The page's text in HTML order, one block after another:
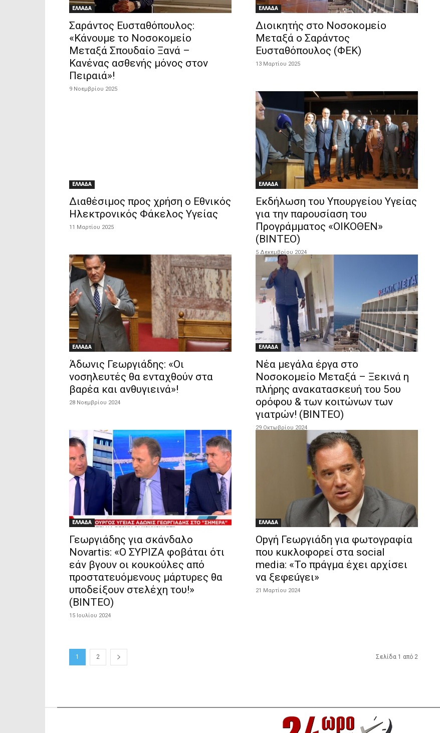
ΕΛΛΑΔΑ
Σαράντος Ευσταθόπουλος:
«Κάνουμε το Νοσοκομείο
Μεταξά Σπουδαίο Ξανά –
Κανένας ασθενής μόνος στον
Πειραιά»!
9 Νοεμβρίου 2025
ΕΛΛΑΔΑ
Διοικητής στο Νοσοκομείο
Μεταξά ο Σαράντος
Ευσταθόπουλος (ΦΕΚ)
13 Μαρτίου 2025
ΕΛΛΑΔΑ
Διαθέσιμος προς χρήση ο Εθνικός
Ηλεκτρονικός Φάκελος Υγείας
11 Μαρτίου 2025
ΕΛΛΑΔΑ
Εκδήλωση του Υπουργείου Υγείας
για την παρουσίαση του
Προγράμματος «ΟΙΚΟΘΕΝ»
(ΒΙΝΤΕΟ)
5 Δεκεμβρίου 2024
ΕΛΛΑΔΑ
Άδωνις Γεωργιάδης: «Οι
νοσηλευτές θα ενταχθούν στα
βαρέα και ανθυγιεινά»!
28 Νοεμβρίου 2024
ΕΛΛΑΔΑ
Νέα μεγάλα έργα στο
Νοσοκομείο Μεταξά – Ξεκινά η
πλήρης ανακατασκευή του 5ου
ορόφου & των κοιτώνων των
γιατρών! (ΒΙΝΤΕΟ)
29 Οκτωβρίου 2024
ΕΛΛΑΔΑ
Γεωργιάδης για σκάνδαλο
Novartis: «Ο ΣΥΡΙΖΑ φοβάται ότι
εάν βγουν οι κουκούλες από
προστατευόμενους μάρτυρες θα
υποδείξουν στελέχη του!»
(ΒΙΝΤΕΟ)
15 Ιουλίου 2024
ΕΛΛΑΔΑ
Οpγή Γεωργιάδη για φωτογραφία
που κuκλοφορεί στα social
media: «Το πpάγμα έχει αρχίσει
να ξεφεúγει»
21 Μαρτίου 2024
1 2 Σελίδα 1 από 2